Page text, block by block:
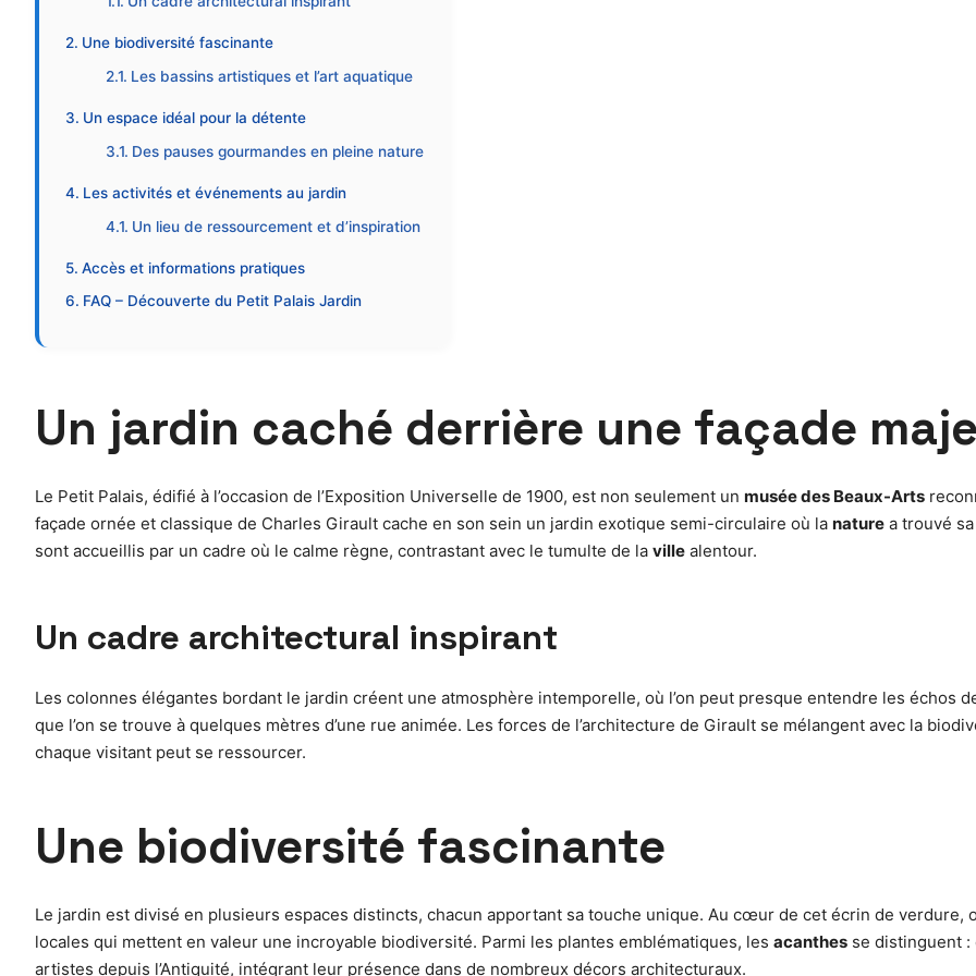
Une biodiversité fascinante
Les bassins artistiques et l’art aquatique
Un espace idéal pour la détente
Des pauses gourmandes en pleine nature
Les activités et événements au jardin
Un lieu de ressourcement et d’inspiration
Accès et informations pratiques
FAQ – Découverte du Petit Palais Jardin
Un jardin caché derrière une façade
Le Petit Palais, édifié à l’occasion de l’Exposition Universelle de 1900, est non seulement un musée des Beaux-Arts
façade ornée et classique de Charles Girault cache en son sein un jardin exotique semi-circulaire où la nature a trouvé
sont accueillis par un cadre où le calme règne, contrastant avec le tumulte de la ville alentour.
Un cadre architectural inspirant
Les colonnes élégantes bordant le jardin créent une atmosphère intemporelle, où l’on peut presque entendre les échos
que l’on se trouve à quelques mètres d’une rue animée. Les forces de l’architecture de Girault se mélangent avec la
chaque visitant peut se ressourcer.
Une biodiversité fascinante
Le jardin est divisé en plusieurs espaces distincts, chacun apportant sa touche unique. Au cœur de cet écrin de verdure,
locales qui mettent en valeur une incroyable biodiversité. Parmi les plantes emblématiques, les acanthes se distinguent
artistes depuis l’Antiquité, intégrant leur présence dans de nombreux décors architecturaux.